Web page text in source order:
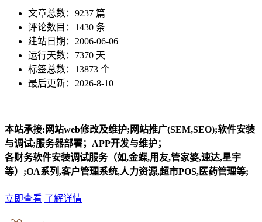
文章总数：9237 篇
评论数目：1430 条
建站日期：2006-06-06
运行天数：7370 天
标签总数：13873 个
最后更新：2026-8-10
本站承接:网站web修改及维护;网站推广(SEM,SEO);软件安装
与调试;服务器部署；APP开发与维护；
各财务软件安装调试服务（如,金蝶,用友,管家婆,速达,星宇
等）;OA系列,客户管理系统,人力资源,超市POS,医药管理等;
立即查看 了解详情